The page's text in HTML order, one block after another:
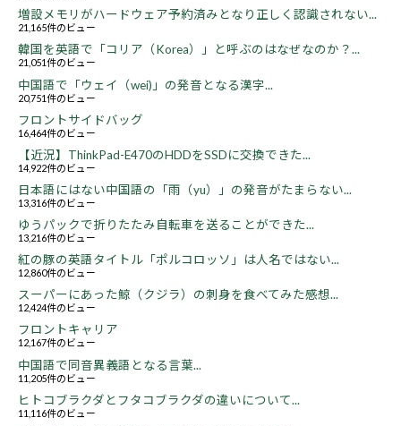
増設メモリがハードウェア予約済みとなり正しく認識されない...
21,165件のビュー
韓国を英語で「コリア（Korea）」と呼ぶのはなぜなのか？...
21,051件のビュー
中国語で「ウェイ（wei)」の発音となる漢字...
20,751件のビュー
フロントサイドバッグ
16,464件のビュー
【近況】ThinkPad-E470のHDDをSSDに交換できた...
14,922件のビュー
日本語にはない中国語の「雨（yu）」の発音がたまらない...
13,316件のビュー
ゆうパックで折りたたみ自転車を送ることができた...
13,216件のビュー
紅の豚の英語タイトル「ポルコロッソ」は人名ではない...
12,860件のビュー
スーパーにあった鯨（クジラ）の刺身を食べてみた感想...
12,424件のビュー
フロントキャリア
12,167件のビュー
中国語で同音異義語となる言葉...
11,205件のビュー
ヒトコブラクダとフタコブラクダの違いについて...
11,116件のビュー